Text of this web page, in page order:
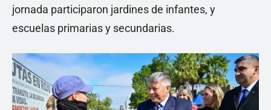
jornada participaron jardines de infantes, y
escuelas primarias y secundarias.